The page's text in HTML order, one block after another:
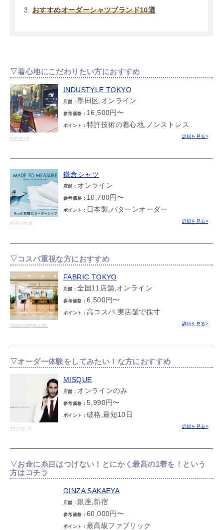
おすすめオーダーシャツブランド10選
▽着心地にこだわりたい方におすすめ
itohari.jp
INDUSTYLE TOKYO
店舗：墨田区,オンライン
参考価格： 16,500円〜
ポイント： 特許技術の着心地,ノンストレス
詳細を見る>
shirt.co.jp
鎌倉シャツ
店舗： オンライン
参考価格： 10,780円〜
ポイント： 日本製,パターンオーダー
詳細を見る>
▽コスパ重視な方におすすめ
fabric-tokyo.com
FABRIC TOKYO
店舗：全国11店舗,オンライン
参考価格： 6,500円〜
ポイント： 高コスパ,実店舗で採寸
詳細を見る>
▽オーダー体験をしてみたい！な方におすすめ
misque.jp
MISQUE
店舗： オンラインのみ
参考価格： 5,990円〜
ポイント： 破格,最短10日
詳細を見る>
▽お金に糸目はつけない！とにかく最高の1着を！という
方はコチラ
GINZA SAKAEYA
店舗：銀座,新宿
参考価格： 60,000円〜
ポイント： 最高級ファブリック